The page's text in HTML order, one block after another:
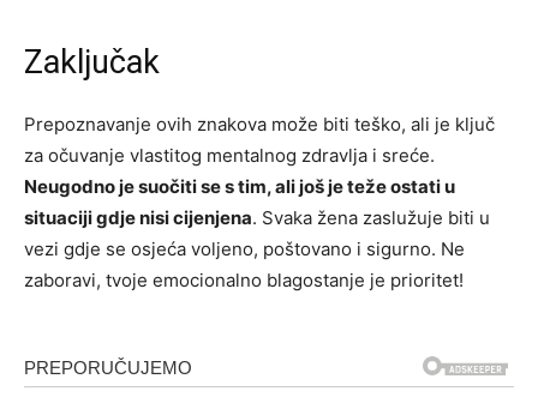
Zaključak
Prepoznavanje ovih znakova može biti teško, ali je ključ
za očuvanje vlastitog mentalnog zdravlja i sreće.
Neugodno je suočiti se s tim, ali još je teže ostati u
situaciji gdje nisi cijenjena. Svaka žena zaslužuje biti u
vezi gdje se osjeća voljeno, poštovano i sigurno. Ne
zaboravi, tvoje emocionalno blagostanje je prioritet!